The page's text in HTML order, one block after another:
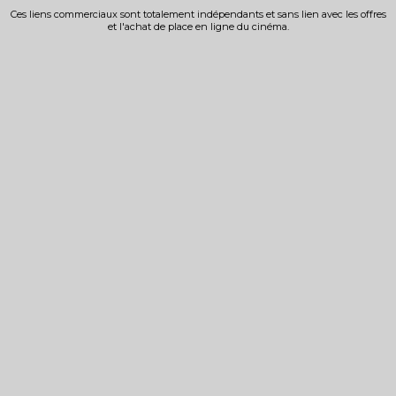
Ces liens commerciaux sont totalement indépendants et sans lien avec les offres
et l'achat de place en ligne du cinéma.